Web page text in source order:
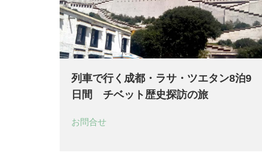
列車で行く成都・ラサ・ツエタン8泊9
日間 チベット歴史探訪の旅
お問合せ